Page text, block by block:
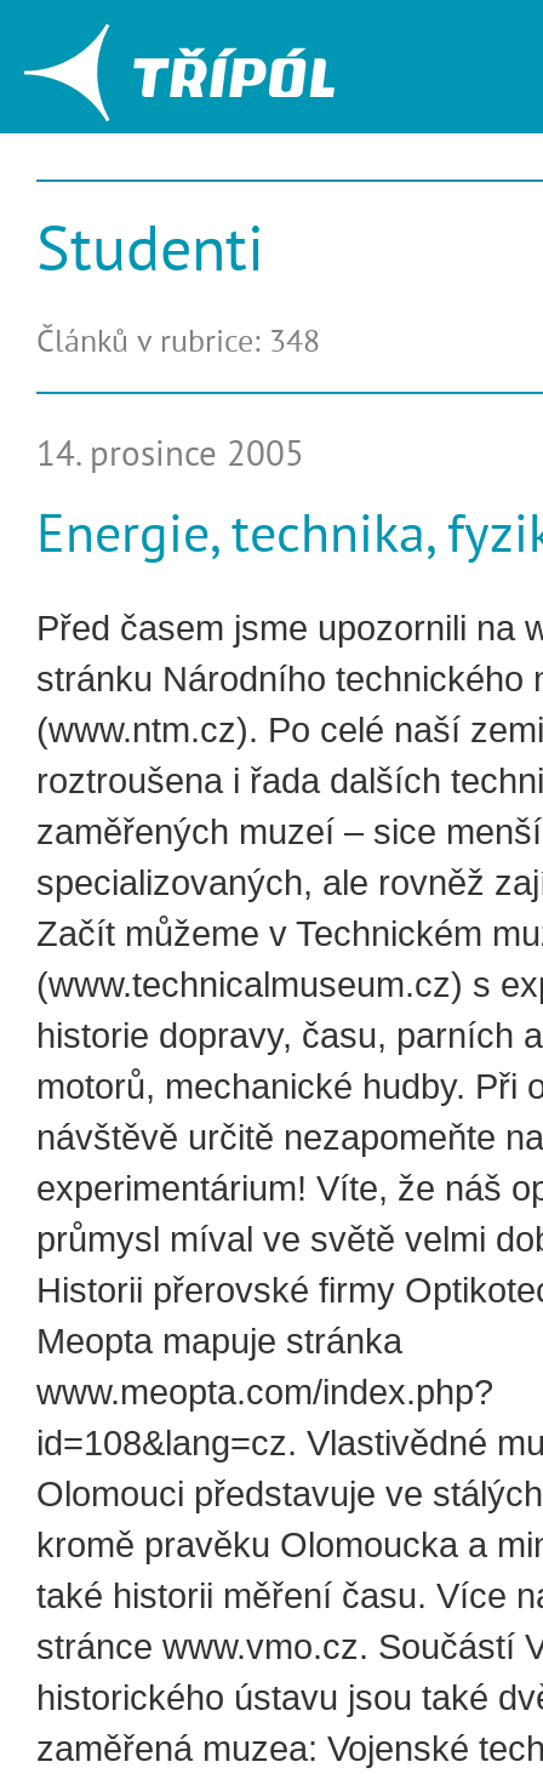
Studenti
Článků v rubrice: 348
14. prosince 2005
Energie, technika,
Před časem jsme upozornili na
stránku Národního technického
(www.ntm.cz). Po celé naší
roztroušena i řada dalších
zaměřených muzeí – sice
specializovaných, ale rovněž
Začít můžeme v Technickém
(www.technicalmuseum.cz) s
historie dopravy, času, parních
motorů, mechanické hudby. Při
návštěvě určitě nezapomeňte
experimentárium! Víte, že náš
průmysl míval ve světě velmi
Historii přerovské firmy
Meopta mapuje stránka
www.meopta.com/index.php?
id=108&lang=cz. Vlastivědné
Olomouci představuje ve
kromě pravěku Olomoucka a
také historii měření času. Více
stránce www.vmo.cz. Součástí
historického ústavu jsou také
zaměřená muzea: Vojenské